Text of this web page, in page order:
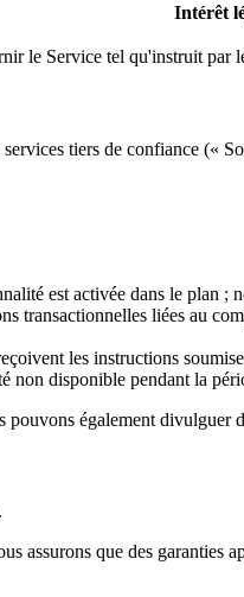
Intérêt
le Service tel qu'instruit par
tiers de confiance («
est activée dans le plan ;
liées au
les instructions
non disponible pendant la
également
.
assurons que des garanties